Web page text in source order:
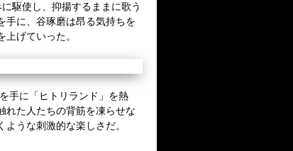
駆使し、抑揚するままに歌う
手に、谷琢磨は昂る気持ちを
げていった。
手に「ヒトリランド」を熱
れた人たちの背筋を凍らせな
うな刺激的な楽しさだ。